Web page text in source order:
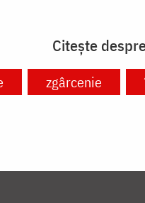
Citește
zgârcenie